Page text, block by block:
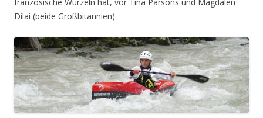
Dilai (beide Großbitannien)